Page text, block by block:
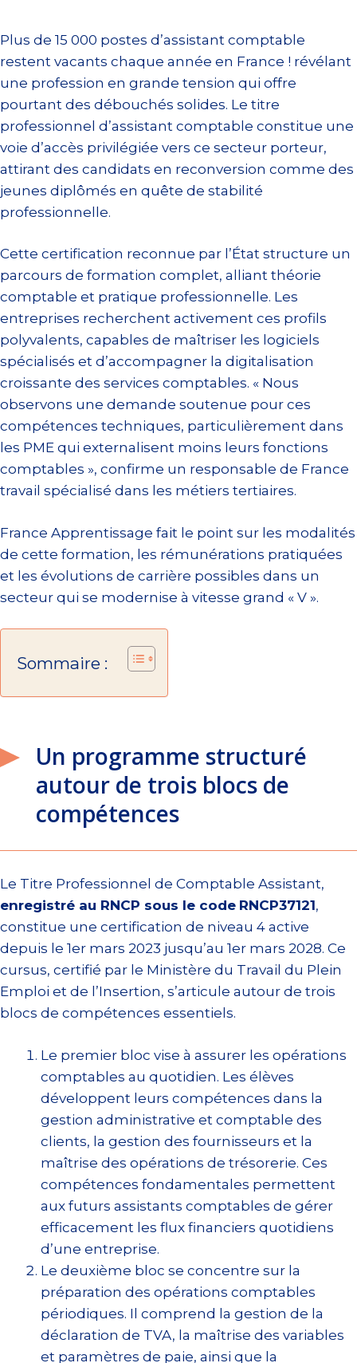
Plus de 15 000 postes d’assistant comptable
restent vacants chaque année en France ! révélant
une profession en grande tension qui offre
pourtant des débouchés solides. Le titre
professionnel d’assistant comptable constitue une
voie d’accès privilégiée vers ce secteur porteur,
attirant des candidats en reconversion comme des
jeunes diplômés en quête de stabilité
professionnelle.
Cette certification reconnue par l’État structure un
parcours de formation complet, alliant théorie
comptable et pratique professionnelle. Les
entreprises recherchent activement ces profils
polyvalents, capables de maîtriser les logiciels
spécialisés et d’accompagner la digitalisation
croissante des services comptables. « Nous
observons une demande soutenue pour ces
compétences techniques, particulièrement dans
les PME qui externalisent moins leurs fonctions
comptables », confirme un responsable de France
travail spécialisé dans les métiers tertiaires.
France Apprentissage fait le point sur les modalités
de cette formation, les rémunérations pratiquées
et les évolutions de carrière possibles dans un
secteur qui se modernise à vitesse grand « V ».
Sommaire :
Un programme structuré
autour de trois blocs de
compétences
Le Titre Professionnel de Comptable Assistant,
enregistré au RNCP sous le code RNCP37121,
constitue une certification de niveau 4 active
depuis le 1er mars 2023 jusqu’au 1er mars 2028. Ce
cursus, certifié par le Ministère du Travail du Plein
Emploi et de l’Insertion, s’articule autour de trois
blocs de compétences essentiels.
Le premier bloc vise à assurer les opérations
comptables au quotidien. Les élèves
développent leurs compétences dans la
gestion administrative et comptable des
clients, la gestion des fournisseurs et la
maîtrise des opérations de trésorerie. Ces
compétences fondamentales permettent
aux futurs assistants comptables de gérer
efficacement les flux financiers quotidiens
d’une entreprise.
Le deuxième bloc se concentre sur la
préparation des opérations comptables
périodiques. Il comprend la gestion de la
déclaration de TVA, la maîtrise des variables
et paramètres de paie, ainsi que la